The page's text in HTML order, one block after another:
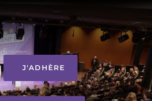
J'ADHÈRE